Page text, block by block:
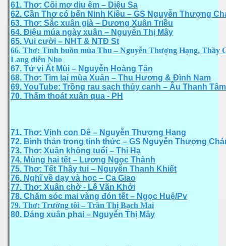
61. Thơ: Cõi mơ dịu êm – Diệu Sa
62. Cần Thơ có bến Ninh Kiều – GS Nguyễn Thượng
63. Thơ: Sắc xuân già – Dương Xuân Triều
64. Điệu múa ngày xuân – Nguyễn Thị Mây
65. Vui cười – NHT & NTĐ St
66. Thơ: Tình buồn mùa Thu – Nguyễn Thượng Hạng, Thầy
Lang diễn Nho
67. Tử vi Ất Mùi – Nguyễn Hoàng Tân
68. Thơ: Tìm lại mùa Xuân – Thu Hương & Đình Nam
69. YouTube: Trồng rau sạch thủy canh – Âu Thanh
70. Thấm thoát xuân qua - PH
71. Thơ: Vịnh con Dê – Nguyễn Thượng Hạng
72. Bình thản trong tỉnh thức – GS Nguyễn Thượng
73. Thơ: Xuân không tuổi – Thi Hạ
74. Mùng hai tết – Lương Ngọc Thành
75. Thơ: Tết Thầy tui – Nguyễn Thanh Khiết
76. Nghĩ về dạy và học – Ca Giao
77. Thơ: Xuân chờ - Lê Văn Khởi
78. Chăm sóc mai vàng đón tết – Ngọc Huệ/Pv
79. Thơ: Trường tôi – Trần Thị Bạch Mai
80. Dáng xuân phai – Nguyễn Thị Mây